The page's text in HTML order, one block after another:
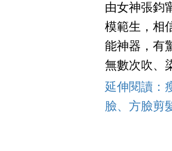
由女神張鈞
模範生，相
能神器，有
無數次吹、
延伸閱讀：
臉、方臉剪